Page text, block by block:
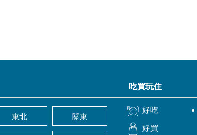
東北 關東
吃買玩住
好吃
好買